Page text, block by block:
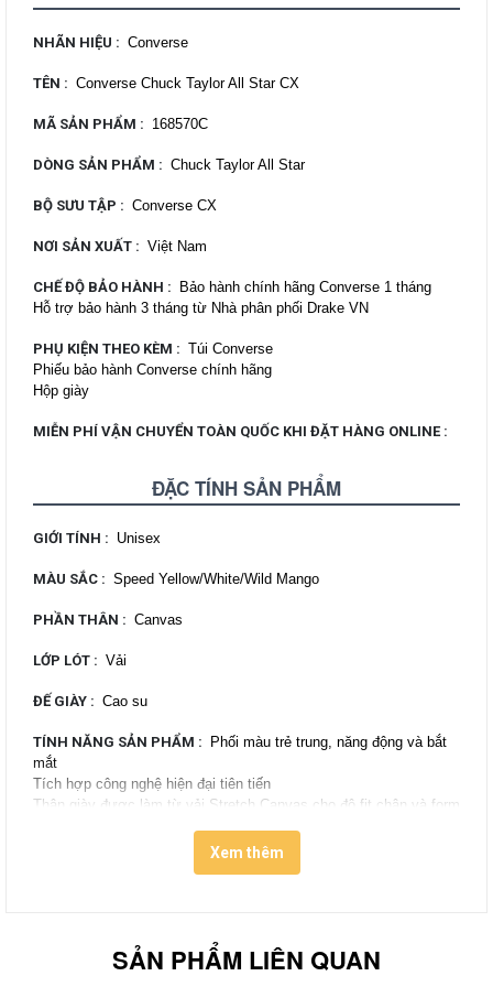
NHÃN HIỆU : Converse
TÊN : Converse Chuck Taylor All Star CX
MÃ SẢN PHẨM : 168570C
DÒNG SẢN PHẨM : Chuck Taylor All Star
BỘ SƯU TẬP : Converse CX
NƠI SẢN XUẤT : Việt Nam
CHẾ ĐỘ BẢO HÀNH :
Bảo hành chính hãng Converse 1 tháng
Hỗ trợ bảo hành 3 tháng từ Nhà phân phối Drake VN
PHỤ KIỆN THEO KÈM : Túi Converse
Phiếu bảo hành Converse chính hãng
Hộp giày
MIỄN PHÍ VẬN CHUYỂN TOÀN QUỐC KHI ĐẶT HÀNG ONLINE :
ĐẶC TÍNH SẢN PHẨM
GIỚI TÍNH : Unisex
MÀU SẮC : Speed Yellow/White/Wild Mango
PHẦN THÂN : Canvas
LỚP LÓT : Vải
ĐẾ GIÀY : Cao su
TÍNH NĂNG SẢN PHẨM :
Phối màu trẻ trung, năng động và bắt
mắt
Tích hợp công nghệ hiện đại tiên tiến
Thân giày được làm từ vải Stretch Canvas cho độ fit chân và form
Lớp CX Foam Phylon ở đế giữa giúp hỗ trợ và tối ưu hóa chuyển
Xem thêm
SẢN PHẨM LIÊN QUAN